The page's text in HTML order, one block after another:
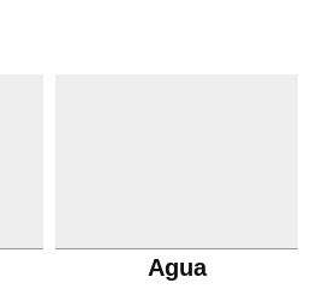
Agua